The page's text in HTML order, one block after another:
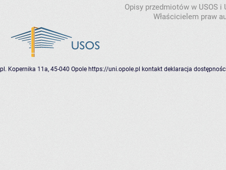
Opisy przedmiotów w USOS
Właścicielem praw
pl. Kopernika 11a, 45-040 Opole https://uni.opole.pl kontakt deklaracja